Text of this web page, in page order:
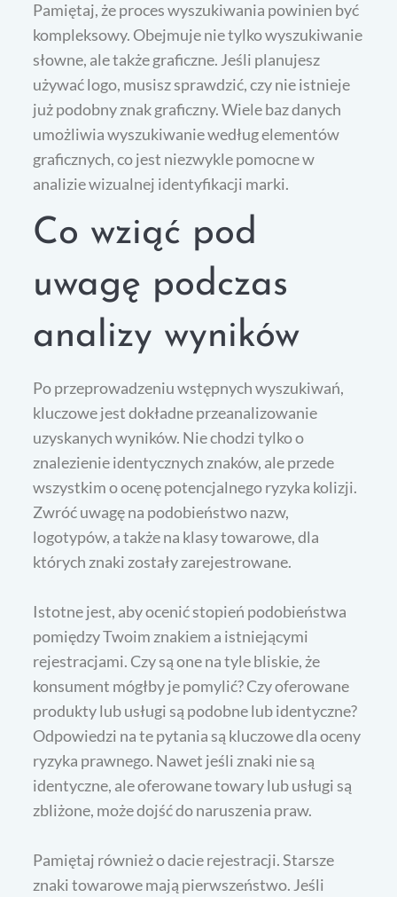
Pamiętaj, że proces wyszukiwania powinien być
kompleksowy. Obejmuje nie tylko wyszukiwanie
słowne, ale także graficzne. Jeśli planujesz
używać logo, musisz sprawdzić, czy nie istnieje
już podobny znak graficzny. Wiele baz danych
umożliwia wyszukiwanie według elementów
graficznych, co jest niezwykle pomocne w
analizie wizualnej identyfikacji marki.
Co wziąć pod
uwagę podczas
analizy wyników
Po przeprowadzeniu wstępnych wyszukiwań,
kluczowe jest dokładne przeanalizowanie
uzyskanych wyników. Nie chodzi tylko o
znalezienie identycznych znaków, ale przede
wszystkim o ocenę potencjalnego ryzyka kolizji.
Zwróć uwagę na podobieństwo nazw,
logotypów, a także na klasy towarowe, dla
których znaki zostały zarejestrowane.
Istotne jest, aby ocenić stopień podobieństwa
pomiędzy Twoim znakiem a istniejącymi
rejestracjami. Czy są one na tyle bliskie, że
konsument mógłby je pomylić? Czy oferowane
produkty lub usługi są podobne lub identyczne?
Odpowiedzi na te pytania są kluczowe dla oceny
ryzyka prawnego. Nawet jeśli znaki nie są
identyczne, ale oferowane towary lub usługi są
zbliżone, może dojść do naruszenia praw.
Pamiętaj również o dacie rejestracji. Starsze
znaki towarowe mają pierwszeństwo. Jeśli